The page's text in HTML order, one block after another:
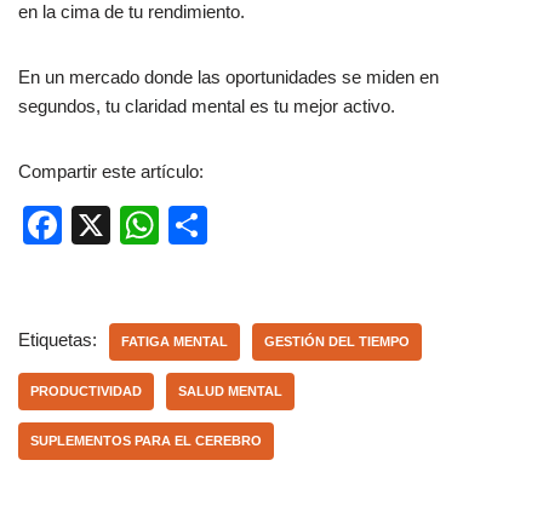
en la cima de tu rendimiento.
En un mercado donde las oportunidades se miden en
segundos, tu claridad mental es tu mejor activo.
Compartir este artículo:
F
e
b
o
o
X
W
s
A
p
p
p
ar
tir
Etiquetas: FATIGA MENTAL GESTIÓN DEL TIEMPO
PRODUCTIVIDAD SALUD MENTAL
SUPLEMENTOS PARA EL CEREBRO